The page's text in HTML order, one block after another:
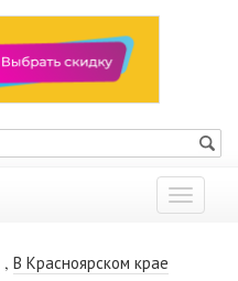
Показать
меню
, В Красноярском крае